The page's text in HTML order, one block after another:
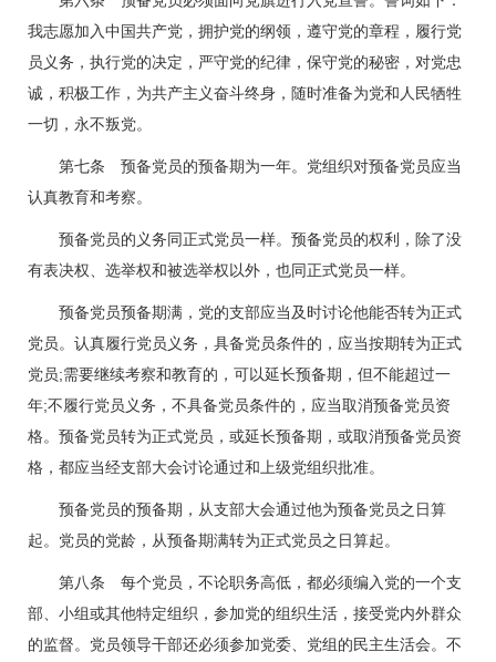
我志愿加入中国共产党，拥护党的纲领，遵守党的章程，履行党
员义务，执行党的决定，严守党的纪律，保守党的秘密，对党忠
诚，积极工作，为共产主义奋斗终身，随时准备为党和人民牺牲
一切，永不叛党。
第七条 预备党员的预备期为一年。党组织对预备党员应当
认真教育和考察。
预备党员的义务同正式党员一样。预备党员的权利，除了没
有表决权、选举权和被选举权以外，也同正式党员一样。
预备党员预备期满，党的支部应当及时讨论他能否转为正式
党员。认真履行党员义务，具备党员条件的，应当按期转为正式
党员;需要继续考察和教育的，可以延长预备期，但不能超过一
年;不履行党员义务，不具备党员条件的，应当取消预备党员资
格。预备党员转为正式党员，或延长预备期，或取消预备党员资
格，都应当经支部大会讨论通过和上级党组织批准。
预备党员的预备期，从支部大会通过他为预备党员之日算
起。党员的党龄，从预备期满转为正式党员之日算起。
第八条 每个党员，不论职务高低，都必须编入党的一个支
部、小组或其他特定组织，参加党的组织生活，接受党内外群众
的监督。党员领导干部还必须参加党委、党组的民主生活会。不